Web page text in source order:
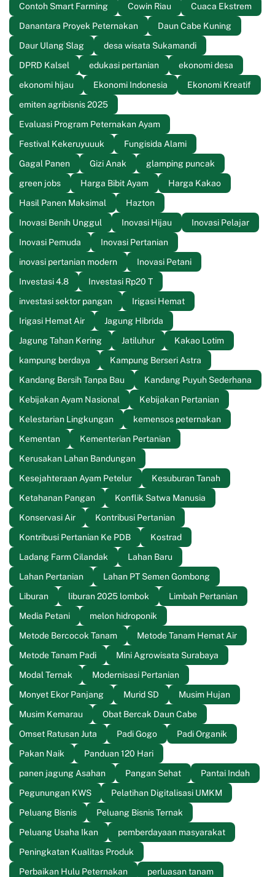
Contoh Smart Farming
Cowin Riau
Cuaca Ekstrem
Danantara Proyek Peternakan
Daun Cabe Kuning
Daur Ulang Slag
desa wisata Sukamandi
DPRD Kalsel
edukasi pertanian
ekonomi desa
ekonomi hijau
Ekonomi Indonesia
Ekonomi Kreatif
emiten agribisnis 2025
Evaluasi Program Peternakan Ayam
Festival Kekeruyuuuk
Fungisida Alami
Gagal Panen
Gizi Anak
glamping puncak
green jobs
Harga Bibit Ayam
Harga Kakao
Hasil Panen Maksimal
Hazton
Inovasi Benih Unggul
Inovasi Hijau
Inovasi Pelajar
Inovasi Pemuda
Inovasi Pertanian
inovasi pertanian modern
Inovasi Petani
Investasi 4.8
Investasi Rp20 T
investasi sektor pangan
Irigasi Hemat
Irigasi Hemat Air
Jagung Hibrida
Jagung Tahan Kering
Jatiluhur
Kakao Lotim
kampung berdaya
Kampung Berseri Astra
Kandang Bersih Tanpa Bau
Kandang Puyuh Sederhana
Kebijakan Ayam Nasional
Kebijakan Pertanian
Kelestarian Lingkungan
kemensos peternakan
Kementan
Kementerian Pertanian
Kerusakan Lahan Bandungan
Kesejahteraan Ayam Petelur
Kesuburan Tanah
Ketahanan Pangan
Konflik Satwa Manusia
Konservasi Air
Kontribusi Pertanian
Kontribusi Pertanian Ke PDB
Kostrad
Ladang Farm Cilandak
Lahan Baru
Lahan Pertanian
Lahan PT Semen Gombong
Liburan
liburan 2025 lombok
Limbah Pertanian
Media Petani
melon hidroponik
Metode Bercocok Tanam
Metode Tanam Hemat Air
Metode Tanam Padi
Mini Agrowisata Surabaya
Modal Ternak
Modernisasi Pertanian
Monyet Ekor Panjang
Murid SD
Musim Hujan
Musim Kemarau
Obat Bercak Daun Cabe
Omset Ratusan Juta
Padi Gogo
Padi Organik
Pakan Naik
Panduan 120 Hari
panen jagung Asahan
Pangan Sehat
Pantai Indah
Pegunungan KWS
Pelatihan Digitalisasi UMKM
Peluang Bisnis
Peluang Bisnis Ternak
Peluang Usaha Ikan
pemberdayaan masyarakat
Peningkatan Kualitas Produk
Perbaikan Hulu Peternakan
perluasan tanam